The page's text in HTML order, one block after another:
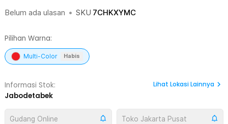
Belum ada ulasan • SKU 7CHKXYMC
Pilihan Warna:
Multi-Color Habis
Informasi Stok:
Jabodetabek
Lihat Lokasi Lainnya
Gudang Online Toko Jakarta Pusat